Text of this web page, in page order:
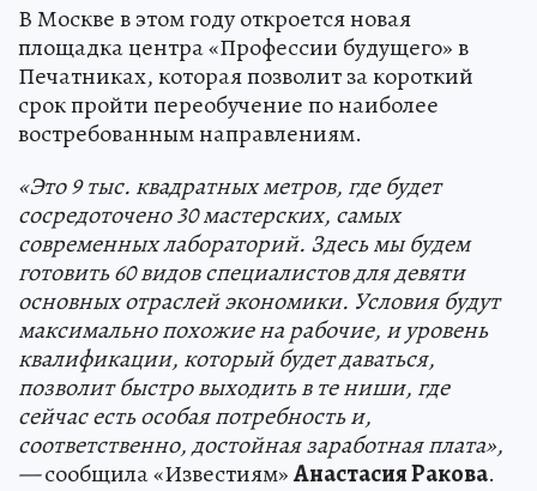
В Москве в этом году откроется новая
площадка центра «Профессии будущего» в
Печатниках, которая позволит за короткий
срок пройти переобучение по наиболее
востребованным направлениям.
«Это 9 тыс. квадратных метров, где будет
сосредоточено 30 мастерских, самых
современных лабораторий. Здесь мы будем
готовить 60 видов специалистов для девяти
основных отраслей экономики. Условия будут
максимально похожие на рабочие, и уровень
квалификации, который будет даваться,
позволит быстро выходить в те ниши, где
сейчас есть особая потребность и,
соответственно, достойная заработная плата»,
—сообщила «Известиям»Анастасия Ракова.